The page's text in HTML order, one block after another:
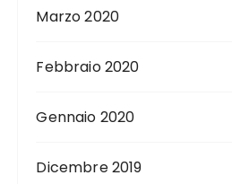
Marzo 2020
Febbraio 2020
Gennaio 2020
Dicembre 2019